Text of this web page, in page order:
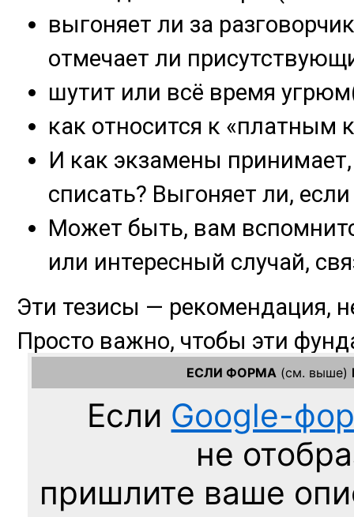
ЕСЛИ ФОРМА (см. выше)
Если Google-
не
пришлите ваше